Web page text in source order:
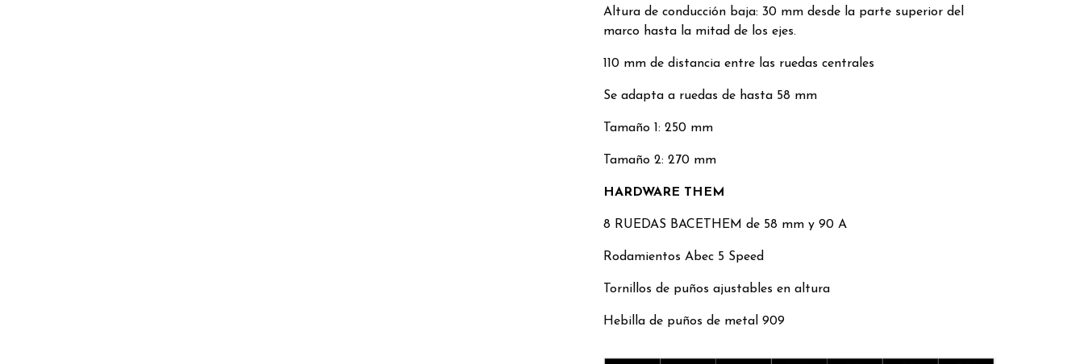
Altura de conducción baja: 30 mm desde la parte superior del
marco hasta la mitad de los ejes.
110 mm de distancia entre las ruedas centrales
Se adapta a ruedas de hasta 58 mm
Tamaño 1: 250 mm
Tamaño 2: 270 mm
HARDWARE THEM
8 RUEDAS BACETHEM de 58 mm y 90 A
Rodamientos Abec 5 Speed
Tornillos de puños ajustables en altura
Hebilla de puños de metal 909